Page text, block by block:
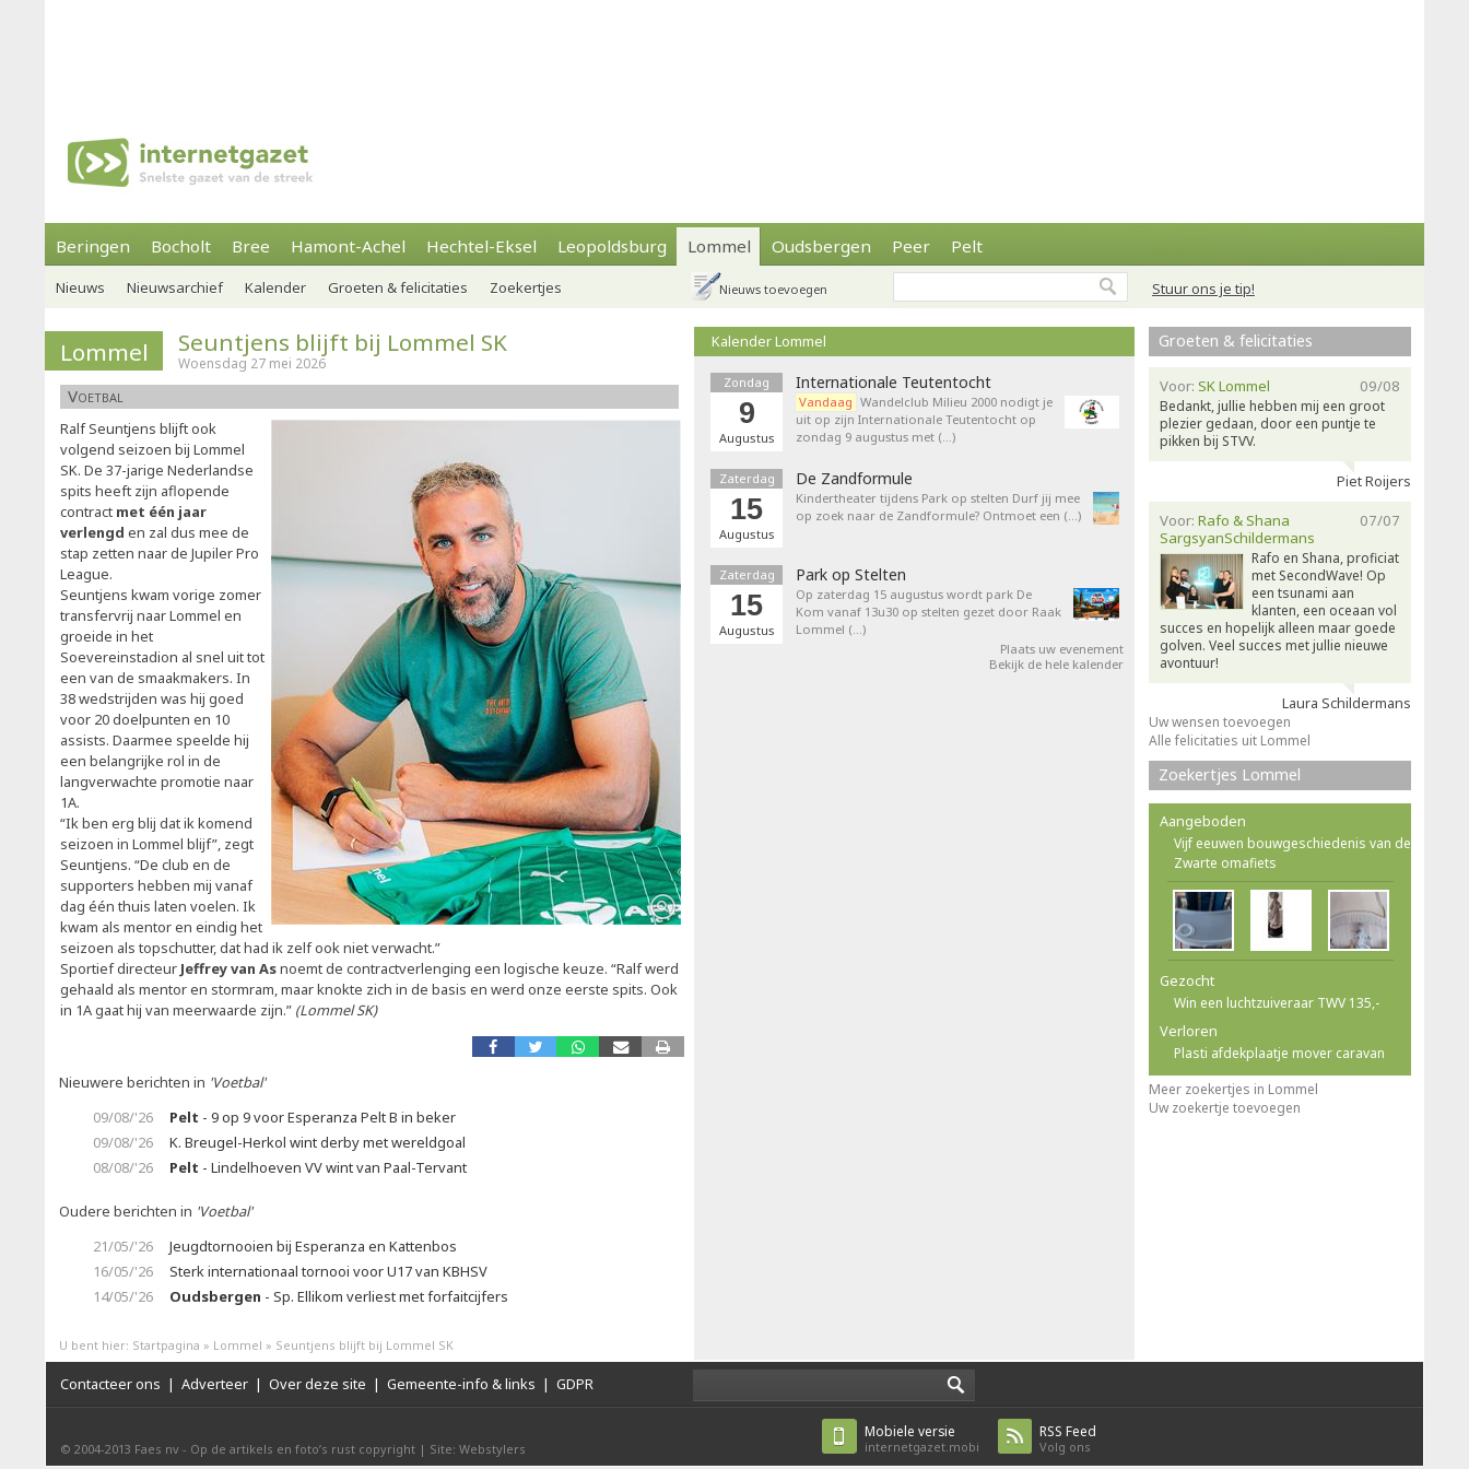
Beringen Bocholt Bree Hamont-Achel Hechtel-Eksel Leopoldsburg Lommel Oudsbergen Peer Pelt
Stuur ons je tip!
Nieuws Nieuwsarchief Kalender Groeten & felicitaties Zoekertjes Nieuws toevoegen
Lommel Seuntjens blijft bij Lommel SK
Woensdag 27 mei 2026
Voetbal
Ralf Seuntjens blijft ook
volgend seizoen bij Lommel
SK. De 37-jarige Nederlandse
spits heeft zijn aflopende
contract met één jaar
verlengd en zal dus mee de
stap zetten naar de Jupiler Pro
League.
Seuntjens kwam vorige zomer
transfervrij naar Lommel en
groeide in het
Soevereinstadion al snel uit tot
een van de smaakmakers. In
38 wedstrijden was hij goed
voor 20 doelpunten en 10
assists. Daarmee speelde hij
een belangrijke rol in de
langverwachte promotie naar
1A.
“Ik ben erg blij dat ik komend
seizoen in Lommel blijf”, zegt
Seuntjens. “De club en de
supporters hebben mij vanaf
dag één thuis laten voelen. Ik
kwam als mentor en eindig het
seizoen als topschutter, dat had ik zelf ook niet verwacht.”
Sportief directeur Jeffrey van Asnoemt de contractverlenging een logische keuze. “Ralf werd
gehaald als mentor en stormram, maar knokte zich in de basis en werd onze eerste spits. Ook
in 1A gaat hij van meerwaarde zijn.” (Lommel SK)
Nieuwere berichten in 'Voetbal'
09/08/'26
Pelt - 9 op 9 voor Esperanza Pelt B in beker
09/08/'26
K. Breugel-Herkol wint derby met wereldgoal
08/08/'26
Pelt - Lindelhoeven VV wint van Paal-Tervant
Oudere berichten in 'Voetbal'
21/05/'26
Jeugdtornooien bij Esperanza en Kattenbos
16/05/'26
Sterk internationaal tornooi voor U17 van KBHSV
14/05/'26
Oudsbergen - Sp. Ellikom verliest met forfaitcijfers
Kalender Lommel
Zondag
9
Augustus
Internationale Teutentocht
Vandaag Wandelclub Milieu 2000 nodigt je
uit op zijn Internationale Teutentocht op
zondag 9 augustus met (…)
Zaterdag
15
Augustus
De Zandformule
Kindertheater tijdens Park op stelten Durf jij mee
op zoek naar de Zandformule? Ontmoet een (…)
Zaterdag
15
Augustus
Park op Stelten
Op zaterdag 15 augustus wordt park De
Kom vanaf 13u30 op stelten gezet door Raak
Lommel (…)
Plaats uw evenement
Bekijk de hele kalender
Groeten & felicitaties
09/08
Voor: SK Lommel
Bedankt, jullie hebben mij een groot
plezier gedaan, door een puntje te
pikken bij STVV.
Piet Roijers
07/07
Voor: Rafo & Shana
SargsyanSchildermans
Rafo en Shana, proficiat
met SecondWave! Op
een tsunami aan
klanten, een oceaan vol
succes en hopelijk alleen maar goede
golven. Veel succes met jullie nieuwe
avontuur!
Laura Schildermans
Uw wensen toevoegen
Alle felicitaties uit Lommel
Zoekertjes Lommel
Aangeboden
Vijf eeuwen bouwgeschiedenis van de
Zwarte omafiets
Gezocht
Win een luchtzuiveraar TWV 135,-
Verloren
Plasti afdekplaatje mover caravan
Meer zoekertjes in Lommel
Uw zoekertje toevoegen
U bent hier: Startpagina » Lommel » Seuntjens blijft bij Lommel SK
Contacteer ons | Adverteer | Over deze site | Gemeente-info & links | GDPR
© 2004-2013 Faes nv - Op de artikels en foto’s rust copyright | Site: Webstylers
RSS Feed
Volg ons
Mobiele versie
internetgazet.mobi